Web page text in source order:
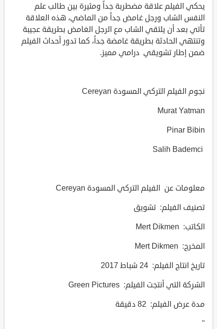
يحكي الفيلم علاقة مضطربة جداً ومثيرة بين طالب علم
النفس الشاب ورجل غامض جداً من الماضي، هذه العلاقة
تأتي بعد أن يلتقي الشاب مع الرجل الغامض بطريقة عجيبة
وتنتهي الحادثة بطريقة غامضة جداً، كما تدور أحداث الفيلم
ضمن إطار تشويقي درامي مميز.
نجوم الفيلم التركي المسودة Cereyan
Murat Yatman
Pinar Bibin
معلومات عن الفيلم التركي المسودة Cereyan
تصنيف الفيلم: تشويق
الكاتب: Mert Dikmen
المخرج: Mert Dikmen
تاريخ انتاج الفيلم: 24 شباط 2017
الشركة التي أنتجت الفيلم: Green Pictures
مدة عرض الفيلم: 82 دقيقة
"